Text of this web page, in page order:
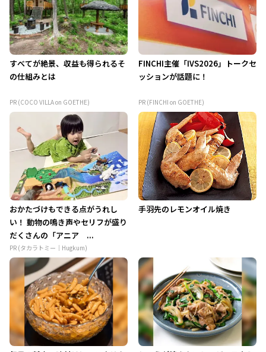
すべてが絶景、収益も得られるそ
の仕組みとは
PR (COCO VILLA on GOETHE)
FINCHI主催「IVS2026」トークセ
ッションが話題に！
PR (FINCHI on GOETHE)
おかたづけもできる点がうれし
い！ 動物の鳴き声やセリフが盛り
だくさんの「アニア ...
PR (タカラトミー｜Hugkum)
手羽先のレモンオイル焼き